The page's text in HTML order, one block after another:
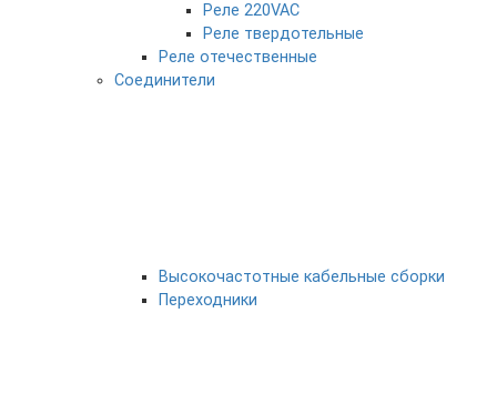
Реле 220VAC
Реле твердотельные
Реле отечественные
Соединители
Высокочастотные кабельные сборки
Переходники